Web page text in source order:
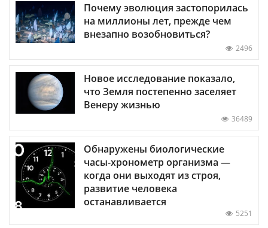
Почему эволюция застопорилась
на миллионы лет, прежде чем
внезапно возобновиться?
2496
Новое исследование показало,
что Земля постепенно заселяет
Венеру жизнью
36489
Обнаружены биологические
часы-хронометр организма —
когда они выходят из строя,
развитие человека
останавливается
5251